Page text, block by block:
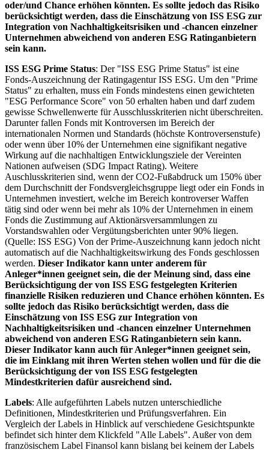
oder/und Chance erhöhen könnten. Es sollte jedoch das Risiko
berücksichtigt werden, dass die Einschätzung von ISS ESG zur
Integration von Nachhaltigkeitsrisiken und -chancen einzelner
Unternehmen abweichend von anderen ESG Ratinganbietern
sein kann.
ISS ESG Prime Status: Der "ISS ESG Prime Status" ist eine
Fonds-Auszeichnung der Ratingagentur ISS ESG. Um den "Prime
Status" zu erhalten, muss ein Fonds mindestens einen gewichteten
"ESG Performance Score" von 50 erhalten haben und darf zudem
gewisse Schwellenwerte für Ausschlusskriterien nicht überschreiten.
Darunter fallen Fonds mit Kontroversen im Bereich der
internationalen Normen und Standards (höchste Kontroversenstufe)
oder wenn über 10% der Unternehmen eine signifikant negative
Wirkung auf die nachhaltigen Entwicklungsziele der Vereinten
Nationen aufweisen (SDG Impact Rating). Weitere
Auschlusskriterien sind, wenn der CO2-Fußabdruck um 150% über
dem Durchschnitt der Fondsvergleichsgruppe liegt oder ein Fonds in
Unternehmen investiert, welche im Bereich kontroverser Waffen
tätig sind oder wenn bei mehr als 10% der Unternehmen in einem
Fonds die Zustimmung auf Aktionärsversammlungen zu
Vorstandswahlen oder Vergütungsberichten unter 90% liegen.
(Quelle: ISS ESG) Von der Prime-Auszeichnung kann jedoch nicht
automatisch auf die Nachhaltigkeitswirkung des Fonds geschlossen
werden. Dieser Indikator kann unter anderem für
Anleger*innen geeignet sein, die der Meinung sind, dass eine
Berücksichtigung der von ISS ESG festgelegten Kriterien
finanzielle Risiken reduzieren und Chance erhöhen könnten. Es
sollte jedoch das Risiko berücksichtigt werden, dass die
Einschätzung von ISS ESG zur Integration von
Nachhaltigkeitsrisiken und -chancen einzelner Unternehmen
abweichend von anderen ESG Ratinganbietern sein kann.
Dieser Indikator kann auch für Anleger*innen geeignet sein,
die im Einklang mit ihren Werten stehen wollen und für die die
Berücksichtigung der von ISS ESG festgelegten
Mindestkriterien dafür ausreichend sind.
Labels: Alle aufgeführten Labels nutzen unterschiedliche
Definitionen, Mindestkriterien und Prüfungsverfahren. Ein
Vergleich der Labels in Hinblick auf verschiedene Gesichtspunkte
befindet sich hinter dem Klickfeld "Alle Labels". Außer von dem
französischem Label Finansol kann bislang bei keinem der Labels